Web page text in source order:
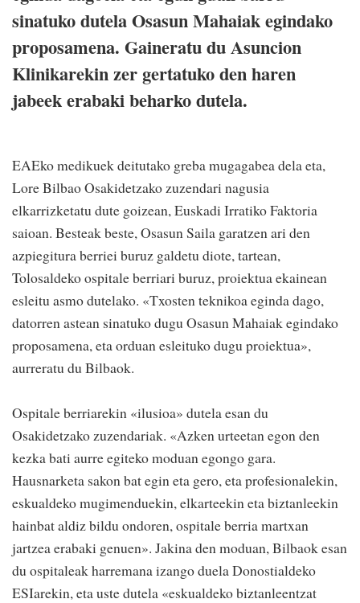
sinatuko dutela Osasun Mahaiak egindako
proposamena. Gaineratu du Asuncion
Klinikarekin zer gertatuko den haren
jabeek erabaki beharko dutela.
EAEko medikuek deitutako greba mugagabea dela eta,
Lore Bilbao Osakidetzako zuzendari nagusia
elkarrizketatu dute goizean, Euskadi Irratiko Faktoria
saioan. Besteak beste, Osasun Saila garatzen ari den
azpiegitura berriei buruz galdetu diote, tartean,
Tolosaldeko ospitale berriari buruz, proiektua ekainean
esleitu asmo dutelako. «Txosten teknikoa eginda dago,
datorren astean sinatuko dugu Osasun Mahaiak egindako
proposamena, eta orduan esleituko dugu proiektua»,
aurreratu du Bilbaok.
Ospitale berriarekin «ilusioa» dutela esan du
Osakidetzako zuzendariak. «Azken urteetan egon den
kezka bati aurre egiteko moduan egongo gara.
Hausnarketa sakon bat egin eta gero, eta profesionalekin,
eskualdeko mugimenduekin, elkarteekin eta biztanleekin
hainbat aldiz bildu ondoren, ospitale berria martxan
jartzea erabaki genuen». Jakina den moduan, Bilbaok esan
du ospitaleak harremana izango duela Donostialdeko
ESIarekin, eta uste dutela «eskualdeko biztanleentzat